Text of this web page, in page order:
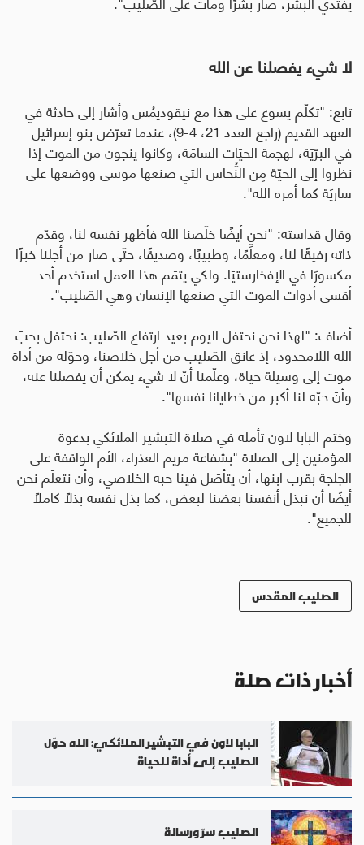
لا شيء يفصلنا عن الله
تابع: "تكلّم يسوع على هذا مع نيقوديمُس وأشار إلى حادثة في
العهد القديم (راجع العدد 21، 4-9)، عندما تعرّض بنو إسرائيل
في البرّيّة، لهجمة الحيّات السامّة، وكانوا ينجون من الموت إذا
نظروا إلى الحيّة مِن النُّحاس التي صنعها موسى ووضعها على
ساريَة كما أمره الله".
وقال قداسته: "نحن أيضًا خلّصنا الله فأظهر نفسه لنا، وقدّم
ذاته رفيقًا لنا، ومعلِّمًا، وطبيبًا، وصديقًا، حتّى صار من أجلنا خبزًا
مكسورًا في الإفخارستيّا. ولكي يتمّم هذا العمل استخدم أحد
أقسى أدوات الموت التي صنعها الإنسان وهي الصّليب".
أضاف: "لهذا نحن نحتفل اليوم بعيد ارتفاع الصّليب: نحتفل بحبّ
الله اللامحدود، إذ عانق الصّليب من أجل خلاصنا، وحوّله من أداة
موت إلى وسيلة حياة، وعلّمنا أنّ لا شيء يمكن أن يفصلنا عنه،
وأنّ حبّه لنا أكبر من خطايانا نفسها".
وختم البابا لاون تأمله في صلاة التبشير الملائكي بدعوة
المؤمنين إلى الصلاة "بشفاعة مريم العذراء، الأم الواقفة على
الجلجة بقرب ابنها، أن يتأصّل فينا حبه الخلاصي، وأن نتعلّم نحن
أيضًا أن نبذل أنفسنا بعضنا لبعض، كما بذل نفسه بذلاً كاملاً
للجميع".
الصليب المقدس
أخبار ذات صلة
البابا لاون في التبشير الملائكي: الله حوّل
الصليب إلى أداة للحياة
الصليب سرّ ورسالة